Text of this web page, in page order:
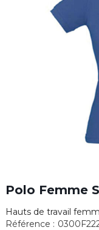
Polo Femme
Hauts de travail
Référence :